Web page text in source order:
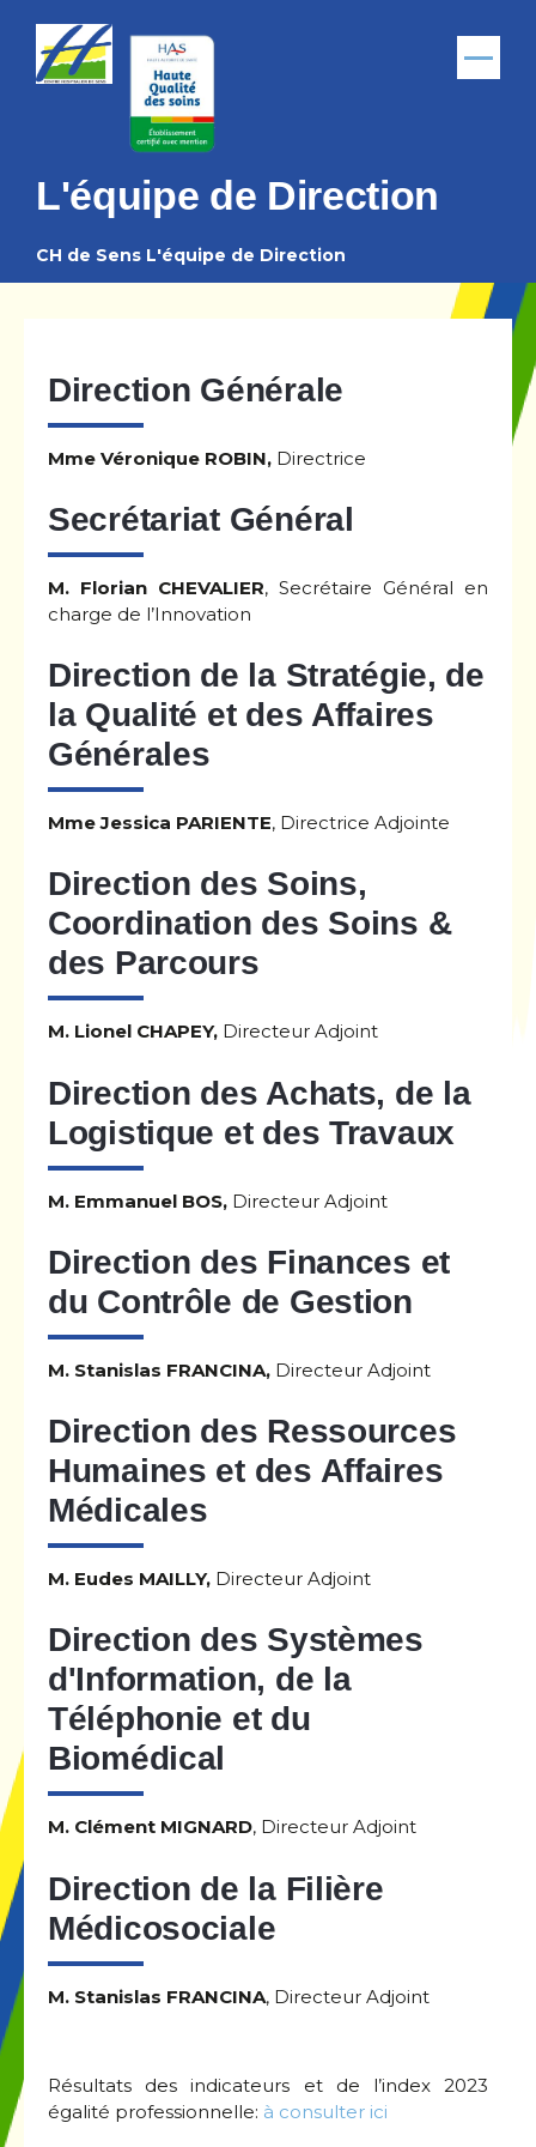
Menu
L'équipe de Direction
Fil
CH de Sens L'équipe de Direction
Direction Générale
Mme Véronique ROBIN, Directrice
Secrétariat Général
M. Florian CHEVALIER, Secrétaire Général en
charge de l’Innovation
Direction de la Stratégie, de
la Qualité et des Affaires
Générales
Mme Jessica PARIENTE, Directrice Adjointe
Direction des Soins,
Coordination des Soins &
des Parcours
M. Lionel CHAPEY, Directeur Adjoint
Direction des Achats, de la
Logistique et des Travaux
M. Emmanuel BOS, Directeur Adjoint
Direction des Finances et
du Contrôle de Gestion
M. Stanislas FRANCINA, Directeur Adjoint
Direction des Ressources
Humaines et des Affaires
Médicales
M. Eudes MAILLY, Directeur Adjoint
Direction des Systèmes
d'Information, de la
Téléphonie et du
Biomédical
M. Clément MIGNARD, Directeur Adjoint
Direction de la Filière
Médicosociale
M. Stanislas FRANCINA, Directeur Adjoint
Résultats des indicateurs et de l’index 2023
égalité professionnelle: à consulter ici